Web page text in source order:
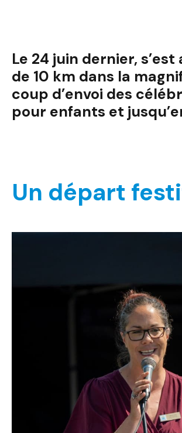
Le 24 juin dernier,
de 10 km dans la
coup d’envoi des
pour enfants et
Un départ